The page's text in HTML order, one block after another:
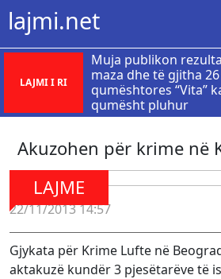
lajmi.net
LAJMI I RI
Muja publikon
maza dhe të gjitha
qumështores “Vita”
qumësht pluhur
Akuzohen për krime në
LAJME
22/11/2013 14:57
Gjykata për Krime Lufte në
aktakuzë kundër 3 pjesëtarëve të